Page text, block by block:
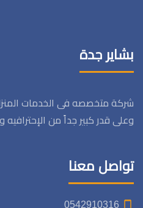
بشاير جدة
شركة متخصصه فى الخدمات
وعلى قدر كبير جداً من الإحترافيه
تواصل معنا